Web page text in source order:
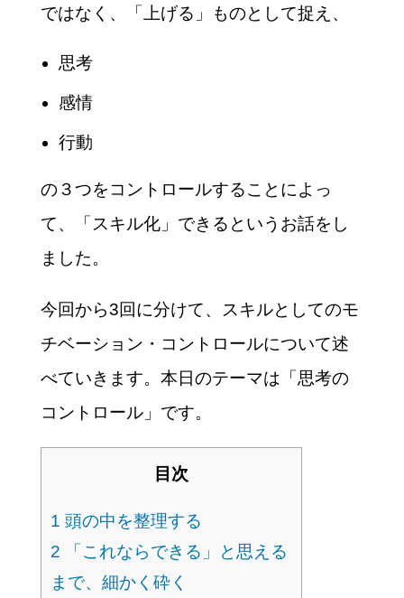
ではなく、「上げる」ものとして捉え、
思考
感情
行動
の３つをコントロールすることによっ
て、「スキル化」できるというお話をし
ました。
今回から3回に分けて、スキルとしてのモ
チベーション・コントロールについて述
べていきます。本日のテーマは「思考の
コントロール」です。
目次
1 頭の中を整理する
2 「これならできる」と思える
まで、細かく砕く